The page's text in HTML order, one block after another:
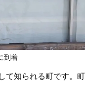
到着
て知られる町です。町